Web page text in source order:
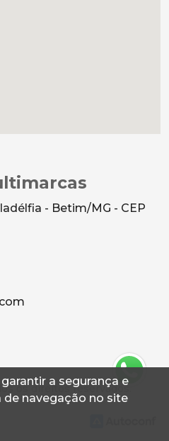
a segurança e
de navegação no site
- Betim/MG - CEP
os direitos reservados.